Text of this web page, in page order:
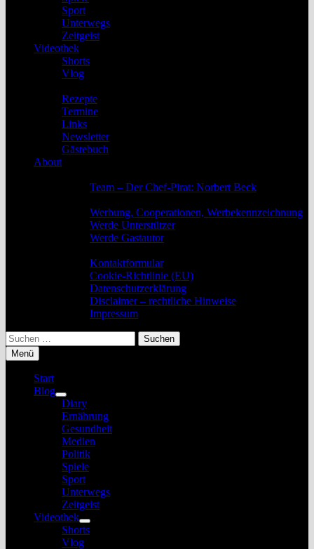
Sport
Unterwegs
Zeitgeist
Videothek
Shorts
Vlog
Rezepte
Termine
Links
Newsletter
Gästebuch
About
Team – Der Chef-Pirat: Norbert Beck
Werbung, Cooperationen, Werbekennzeichnung
Werde Unterstützer
Werde Gastautor
Kontaktformular
Cookie-Richtlinie (EU)
Datenschutzerklärung
Disclaimer – rechtliche Hinweise
Impressum
Suchen
nach:
Menü
Start
Blog
Untermenü
anzeigen
Diary
Ernährung
Gesundheit
Medien
Politik
Spiele
Sport
Unterwegs
Zeitgeist
Videothek
Untermenü
anzeigen
Shorts
Vlog